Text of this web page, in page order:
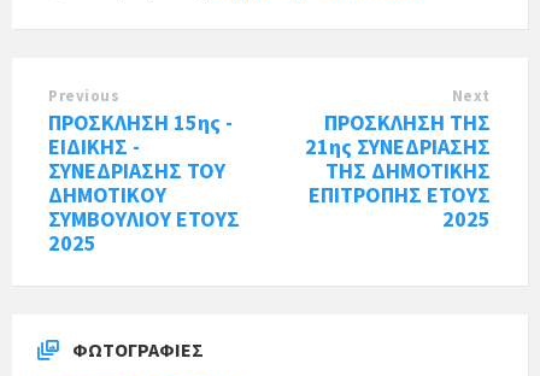
Previous
ΠΡΟΣΚΛΗΣΗ 15ης -
ΕΙΔΙΚΗΣ -
ΣΥΝΕΔΡΙΑΣΗΣ ΤΟΥ
ΔΗΜΟΤΙΚΟΥ
ΣΥΜΒΟΥΛΙΟΥ ΕΤΟΥΣ
2025
Next
ΠΡΟΣΚΛΗΣΗ ΤΗΣ
21ης ΣΥΝΕΔΡΙΑΣΗΣ
ΤΗΣ ΔΗΜΟΤΙΚΗΣ
ΕΠΙΤΡΟΠΗΣ ΕΤΟΥΣ
2025
ΦΩΤΟΓΡΑΦΊΕΣ